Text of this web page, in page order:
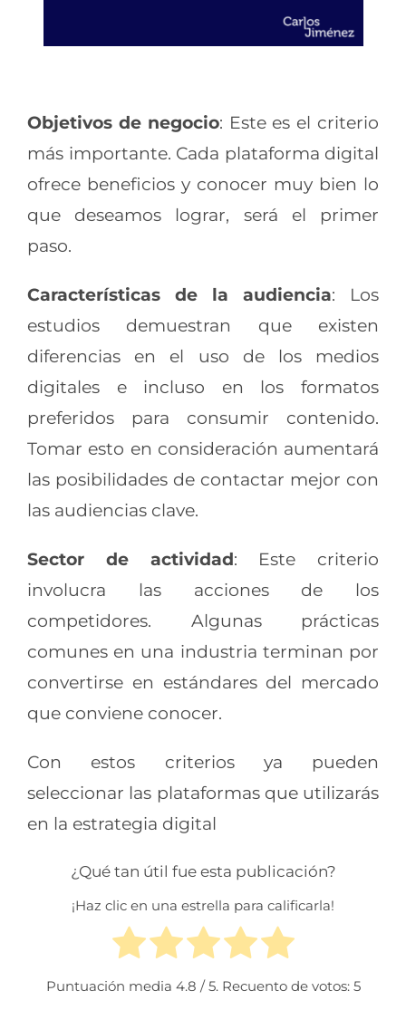
Objetivos de negocio: Este es el criterio
más importante. Cada plataforma digital
ofrece beneficios y conocer muy bien lo
que deseamos lograr, será el primer
paso.
Características de la audiencia: Los
estudios demuestran que existen
diferencias en el uso de los medios
digitales e incluso en los formatos
preferidos para consumir contenido.
Tomar esto en consideración aumentará
las posibilidades de contactar mejor con
las audiencias clave.
Sector de actividad: Este criterio
involucra las acciones de los
competidores. Algunas prácticas
comunes en una industria terminan por
convertirse en estándares del mercado
que conviene conocer.
Con estos criterios ya pueden
seleccionar las plataformas que utilizarás
en la estrategia digital
¿Qué tan útil fue esta publicación?
¡Haz clic en una estrella para calificarla!
Puntuación media 4.8 / 5. Recuento de votos: 5